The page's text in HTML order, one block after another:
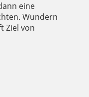
eine
Wundern
Ziel von